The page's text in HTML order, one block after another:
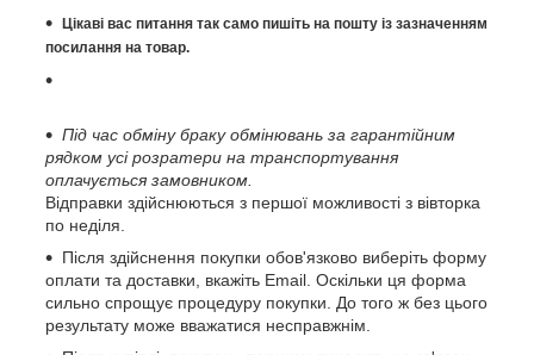
Цікаві вас питання так само пишіть на пошту із зазначенням
посилання на товар.
Під час обміну браку обмінювань за гарантійним
рядком усі розратери на транспортування
оплачується замовником.
Відправки здійснюються з першої можливості з вівторка
по неділя.
Після здійснення покупки обов'язково виберіть форму
оплати та доставки, вкажіть Email. Оскільки ця форма
сильно спрощує процедуру покупки. До того ж без цього
результату може вважатися несправжнім.